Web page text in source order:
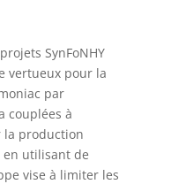
SynFoNHY
vertueux pour la
par
couplées à
la production
en utilisant de
vise à limiter les